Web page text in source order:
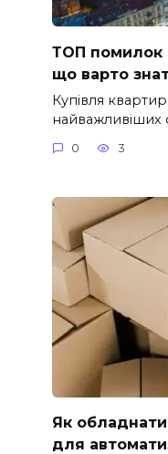
ТОП помилок
що варто
Купівля
найважливіших
0 3
Як
для